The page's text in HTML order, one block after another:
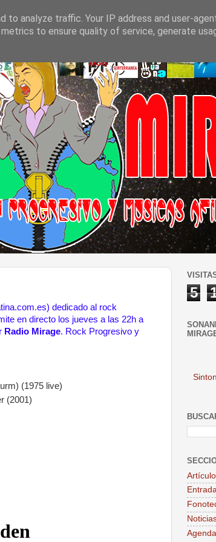
dedicado al rock
en directo los jueves a las 22h a
Radio Mirage. Rock Progresivo y
(1975 live)
(2001)
5
analyze traffic. Your IP address and user-
to ensure quality of service, generate